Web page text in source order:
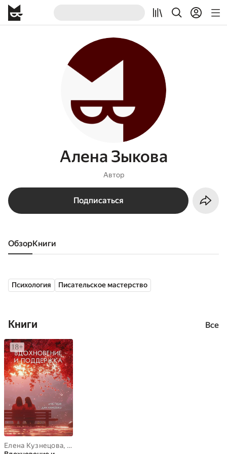
Алена Зыкова
Автор
Подписаться
Обзор книги
Психология Писательское мастерство
Книги Все
Елена Кузнецова, Ольга Кулешова